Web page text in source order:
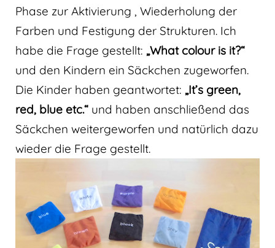
Phase zur Aktivierung , Wiederholung der
Farben und Festigung der Strukturen. Ich
habe die Frage gestellt: „What colour is it?“
und den Kindern ein Säckchen zugeworfen.
Die Kinder haben geantwortet: „It’s green,
red, blue etc.“ und haben anschließend das
Säckchen weitergeworfen und natürlich dazu
wieder die Frage gestellt.